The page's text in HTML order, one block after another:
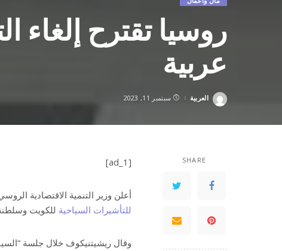
عربية
Posted
العربية سبتمبر 11, 2023
SHARE
[ad_1]
أعلن وزير التنمية الاقتصادية
للتأشيرات السياحية للكويت وسلطنة
وقال ريشيتنيكوف خلال جلسة